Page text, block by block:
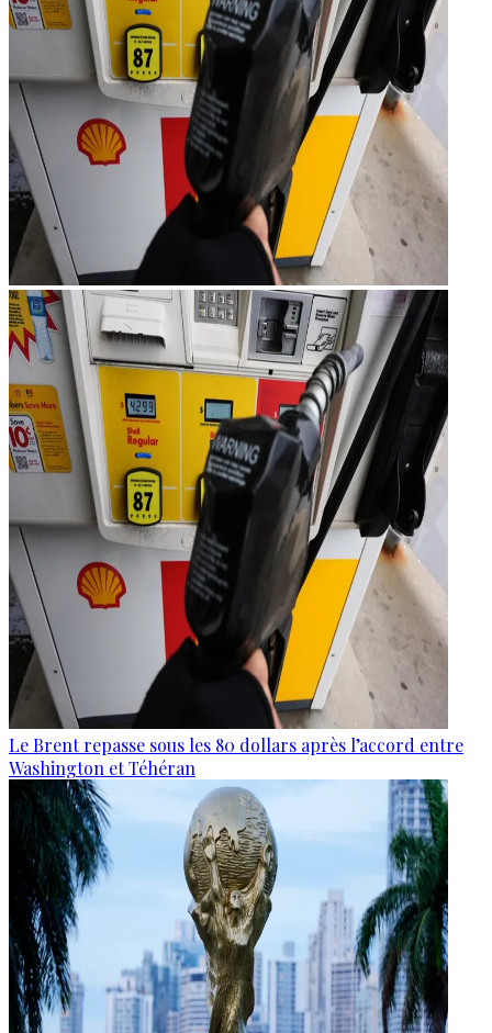
Le Brent repasse sous les 80 dollars après l’accord entre
Washington et Téhéran